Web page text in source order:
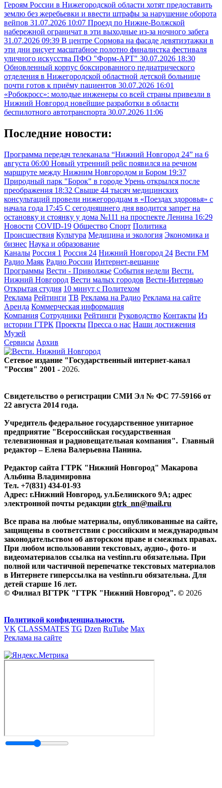
Героям России в Нижегородской области хотят предоставить
землю без жеребьевки и ввести штрафы за нарушение оборота
вейпов 31.07.2026 10:07 Проезд по Нижне-Волжской
набережной ограничат в эти выходные из-за ночного забега
31.07.2026 09:39 В центре Сормова на фасаде девятиэтажки в
эти дни рисует масштабное полотно финалистка фестиваля
уличного искусства ПФО "Форм-АРТ" 30.07.2026 18:30
Обновленный корпус боксированного педиатрического
отделения в Нижегородской областной детской больнице
почти готов к приёму пациентов 30.07.2026 16:01
«Робокросс»: молодые инженеры со всей страны привезли в
Нижний Новгород новейшие разработки в области
беспилотного автотранспорта 30.07.2026 11:06
Последние новости:
Программа передач телеканала “Нижний Новгород 24” на 6
августа 06:00 Новый утренний рейс появился на речном
маршруте между Нижним Новгородом и Бором 19:37
Природный парк "Борок" в городе Урень открылся после
преображения 18:32 Свыше 44 тысяч медицинских
консультаций провели нижегородцам в «Поездах здоровья» с
начала года 17:45 С сегодняшнего дня вводится запрет на
остановку и стоянку у дома №111 на проспекте Ленина 16:29
Новости COVID-19 Общество Спорт Политика
Происшествия Культура Медицина и экология Экономика и
бизнес Наука и образование
Каналы Россия 1 Россия 24 Нижний Новгород 24 Вести FM
Радио Маяк Радио России Интернет-вещание
Программы Вести - Приволжье События недели Вести.
Нижний Новгород Вести малых городов Вести-Интервью
Открытая студия 10 минут с Политехом
Реклама Рейтинги ТВ Реклама на Радио Реклама на сайте
Аренда Коммерческая информация
Компания Сотрудники Рейтинги Руководство Контакты Из
истории ГТРК Проекты Пресса о нас Наши достижения
Музей
Сервисы Архив
Сетевое издание "Государственный интернет-канал
"Россия" 2001 - 2026.
Свидетельство о регистрации СМИ Эл № ФС 77-59166 от
22 августа 2014 года.
Учредитель федеральное государственное унитарное
предприятие "Всероссийская государственная
телевизионная и радиовещательная компания". Главный
редактор – Елена Валерьевна Панина.
Редактор сайта ГТРК "Нижний Новгород" Макарова
Альбина Владимировна
Тел. +7(831) 434-01-93
Адрес: г.Нижний Новгород, ул.Белинского 9А; адрес
электронной почты редакции gtrk_nn@mail.ru
Все права на любые материалы, опубликованные на сайте,
защищены в соответствии с российским и международным
законодательством об авторском праве и смежных правах.
При любом использовании текстовых, аудио-, фото- и
видеоматериалов ссылка на vestinn.ru обязательна. При
полной или частичной перепечатке текстовых материалов
в Интернете гиперссылка на vestinn.ru обязательна. Для
детей старше 16 лет.
© Филиал ВГТРК "ГТРК "Нижний Новгород". © 2026
Политикой конфиденциальности.
VK CLASSMATES TG Dzen RuTube Max
Реклама на сайте